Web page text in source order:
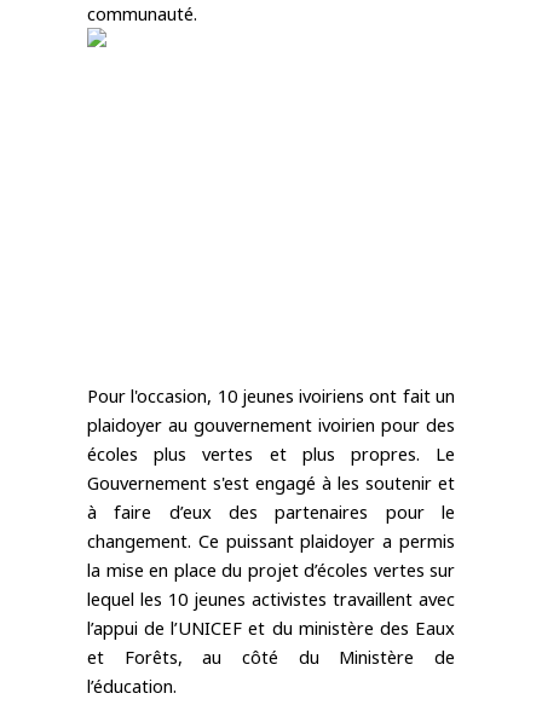
communauté.
Pour l'occasion, 10 jeunes ivoiriens ont fait un
plaidoyer au gouvernement ivoirien pour des
écoles plus vertes et plus propres. Le
Gouvernement s'est engagé à les soutenir et
à faire d’eux des partenaires pour le
changement. Ce puissant plaidoyer a permis
la mise en place du projet d’écoles vertes sur
lequel les 10 jeunes activistes travaillent avec
l’appui de l’UNICEF et du ministère des Eaux
et Forêts, au côté du Ministère de
l’éducation.